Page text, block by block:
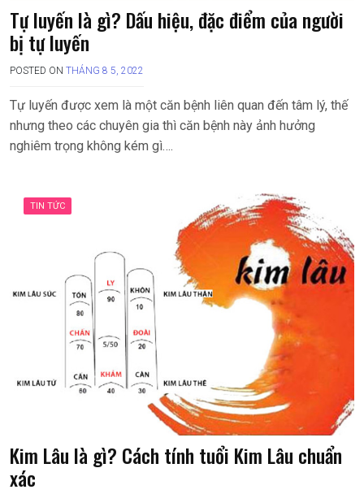
Tự luyến là gì? Dấu hiệu, đặc điểm của người
bị tự luyến
POSTED ON THÁNG 8 5, 2022
Tự luyến được xem là một căn bệnh liên quan đến tâm lý, thế
nhưng theo các chuyên gia thì căn bệnh này ảnh hưởng
nghiêm trọng không kém gì….
TIN TỨC
Kim Lâu là gì? Cách tính tuổi Kim Lâu chuẩn
xác